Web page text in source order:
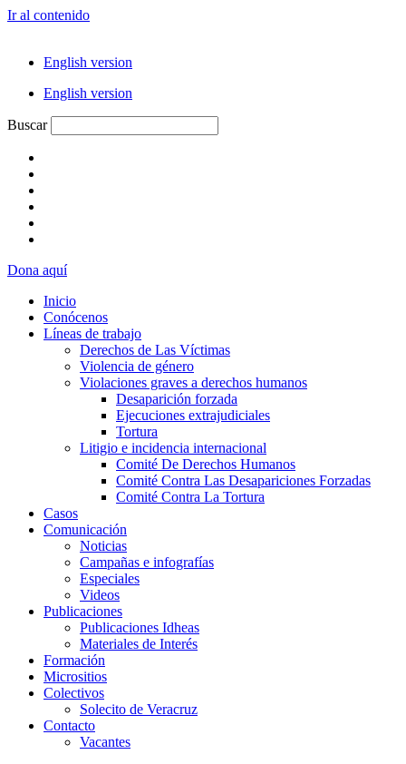
Ir al contenido
English version
English version
Buscar
Dona aquí
Inicio
Conócenos
Líneas de trabajo
Derechos de Las Víctimas
Violencia de género
Violaciones graves a derechos humanos
Desaparición forzada​
Ejecuciones extrajudiciales
Tortura
Litigio e incidencia internacional
Comité De Derechos Humanos​
Comité Contra Las Desapariciones Forzadas
Comité Contra La Tortura​
Casos
Comunicación
Noticias
Campañas e infografías
Especiales
Videos
Publicaciones
Publicaciones Idheas
Materiales de Interés
Formación
Micrositios
Colectivos
Solecito de Veracruz
Contacto
Vacantes